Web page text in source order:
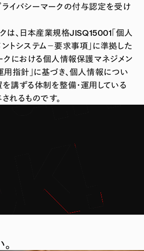
ライバシーマークの付与認定を受け
は、日本産業規格JISQ15001「個人
トシステム－要求事項」に準拠した
クにおける個人情報保護マネジメン
用指針」に基づき、個人情報につい
講ずる体制を整備・運用している
れるものです。